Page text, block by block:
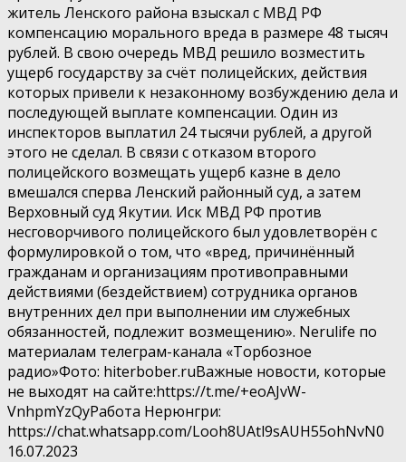
житель Ленского района взыскал с МВД РФ
компенсацию морального вреда в размере 48 тысяч
рублей. В свою очередь МВД решило возместить
ущерб государству за счёт полицейских, действия
которых привели к незаконному возбуждению дела и
последующей выплате компенсации. Один из
инспекторов выплатил 24 тысячи рублей, а другой
этого не сделал. В связи с отказом второго
полицейского возмещать ущерб казне в дело
вмешался сперва Ленский районный суд, а затем
Верховный суд Якутии. Иск МВД РФ против
несговорчивого полицейского был удовлетворён с
формулировкой о том, что «вред, причинённый
гражданам и организациям противоправными
действиями (бездействием) сотрудника органов
внутренних дел при выполнении им служебных
обязанностей, подлежит возмещению». Nerulife по
материалам телеграм-канала «Торбозное
радио»Фото: hiterbober.ruВажные новости, которые
не выходят на сайте:https://t.me/+eoAJvW-
VnhpmYzQyРабота Нерюнгри:
https://chat.whatsapp.com/Looh8UAtl9sAUH55ohNvN0
16.07.2023